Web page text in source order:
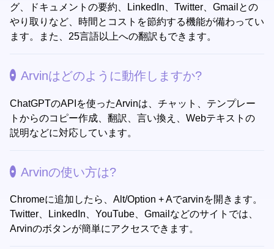
グ、ドキュメントの要約、LinkedIn、Twitter、Gmailとの
やり取りなど、時間とコストを節約する機能が備わってい
ます。また、25言語以上への翻訳もできます。
Arvinはどのように動作しますか?
ChatGPTのAPIを使ったArvinは、チャット、テンプレー
トからのコピー作成、翻訳、言い換え、Webテキストの
説明などに対応しています。
Arvinの使い方は?
Chromeに追加したら、Alt/Option + Aでarvinを開きます。
Twitter、LinkedIn、YouTube、Gmailなどのサイトでは、
Arvinのボタンが簡単にアクセスできます。